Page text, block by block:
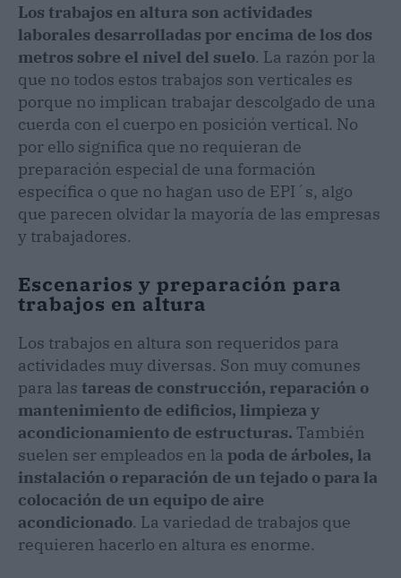
Los trabajos en altura son actividades
laborales desarrolladas por encima de los dos
metros sobre el nivel del suelo. La razón por la
que no todos estos trabajos son verticales es
porque no implican trabajar descolgado de una
cuerda con el cuerpo en posición vertical. No
por ello significa que no requieran de
preparación especial de una formación
específica o que no hagan uso de EPI´s, algo
que parecen olvidar la mayoría de las empresas
y trabajadores.
Escenarios y preparación para
trabajos en altura
Los trabajos en altura son requeridos para
actividades muy diversas. Son muy comunes
para las tareas de construcción, reparación o
mantenimiento de edificios, limpieza y
acondicionamiento de estructuras. También
suelen ser empleados en la poda de árboles, la
instalación o reparación de un tejado o para la
colocación de un equipo de aire
acondicionado. La variedad de trabajos que
requieren hacerlo en altura es enorme.